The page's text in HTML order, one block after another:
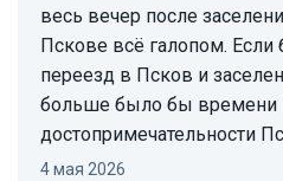
весь вечер после
Пскове всё галопом.
переезд в Псков и
больше было бы времени
достопримечательности
4 мая 2026